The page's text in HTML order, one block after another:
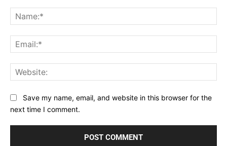
Save my name, email, and website in this browser for the
next time I comment.